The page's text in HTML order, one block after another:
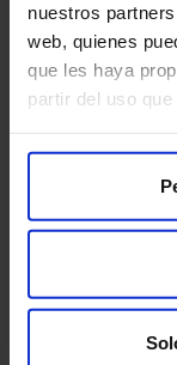
nuestros
web, quienes
que les haya
partir del uso
Quienes somos​
Excelencia en
Trabaja con
Rincón del
Fundación HM
Instituto HM